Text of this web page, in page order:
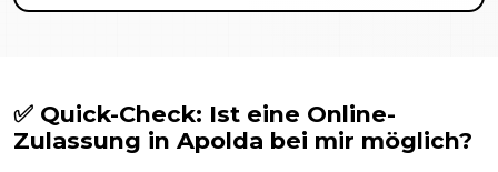
✅ Quick-Check: Ist eine Online-
Zulassung in Apolda bei mir möglich?